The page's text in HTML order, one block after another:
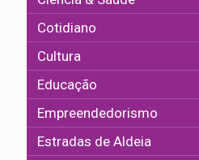
Cotidiano
Cultura
Educação
Empreendedorismo
Estradas de Aldeia